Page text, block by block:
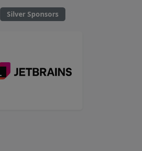
Silver Sponsors